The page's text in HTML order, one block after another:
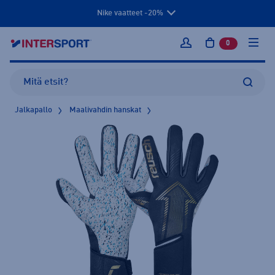
Nike vaatteet -20%
Kirjaudu sisään
0 tuotetta
Jalkapallo Maalivahdin hanskat